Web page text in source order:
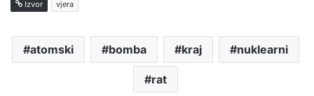
Izvor vjera
atomski bomba kraj nuklearni
rat